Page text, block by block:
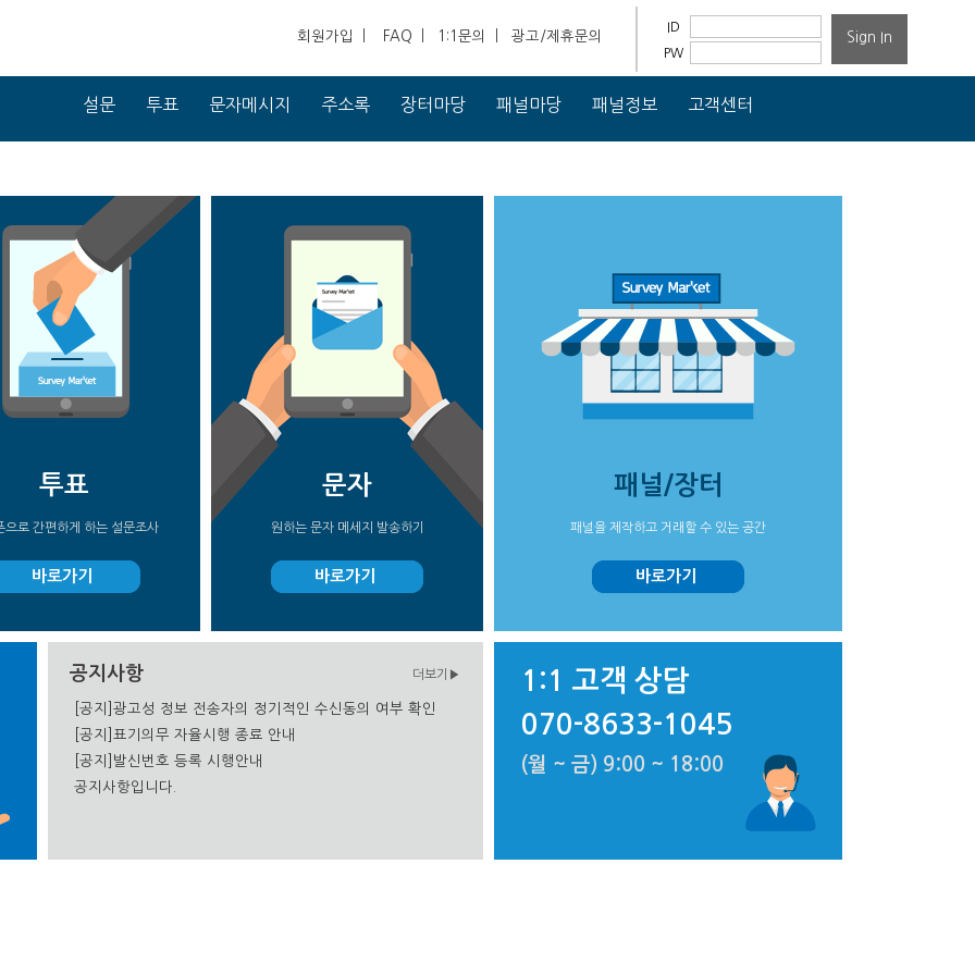
회원가입 FAQ 1:1문의 광고/제휴문의
ID
PW
Sign In
설문 투표 문자메시지 주소록 장터마당 패널마당 패널정보 고객센터
투표
으로 간편하게 하는 설문조사
바로가기
문자
원하는 문자 메세지 발송하기
바로가기
패널/장터
패널을 제작하고 거래할 수 있는 공간
바로가기
공지사항 더보기▶
[공지]광고성 정보 전송자의 정기적인 수신동의 여부 확인
[공지]표기의무 자율시행 종료 안내
[공지]발신번호 등록 시행안내
공지사항입니다.
1:1 고객 상담
070-8633-1045
(월 ~ 금) 9:00 ~ 18:00